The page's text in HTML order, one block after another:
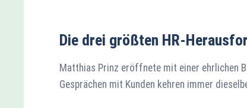
Die drei größten HR-
Matthias Prinz eröffnete mit einer ehrlichen
Gesprächen mit Kunden kehren immer